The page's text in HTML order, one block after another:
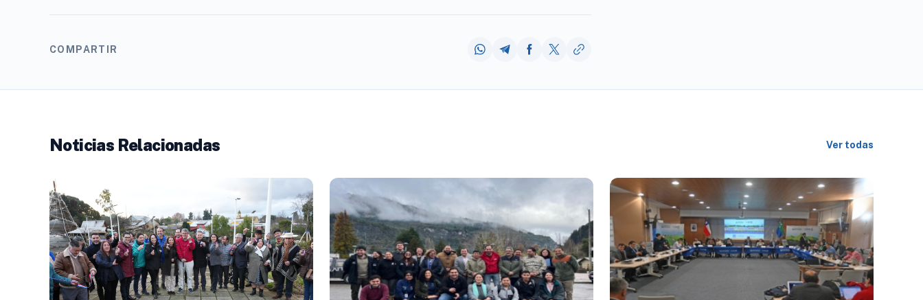
COMPARTIR
Noticias Relacionadas Ver todas